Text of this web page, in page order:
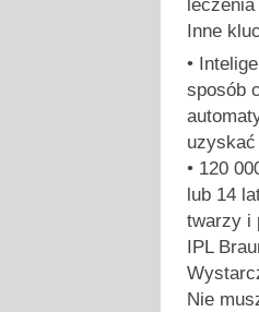
Inne
•
sposób
• 120
lub 14
twarzy i
IPL
Nie